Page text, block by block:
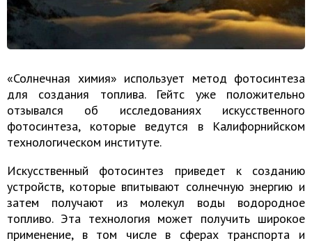
«Солнечная химия» использует метод фотосинтеза
для создания топлива. Гейтс уже положительно
отзывался об исследованиях искусственного
фотосинтеза, которые ведутся в Калифорнийском
технологическом институте.
Искусственный фотосинтез приведет к созданию
устройств, которые впитывают солнечную энергию и
затем получают из молекул воды водородное
топливо. Эта технология может получить широкое
применение, в том числе в сферах транспорта и